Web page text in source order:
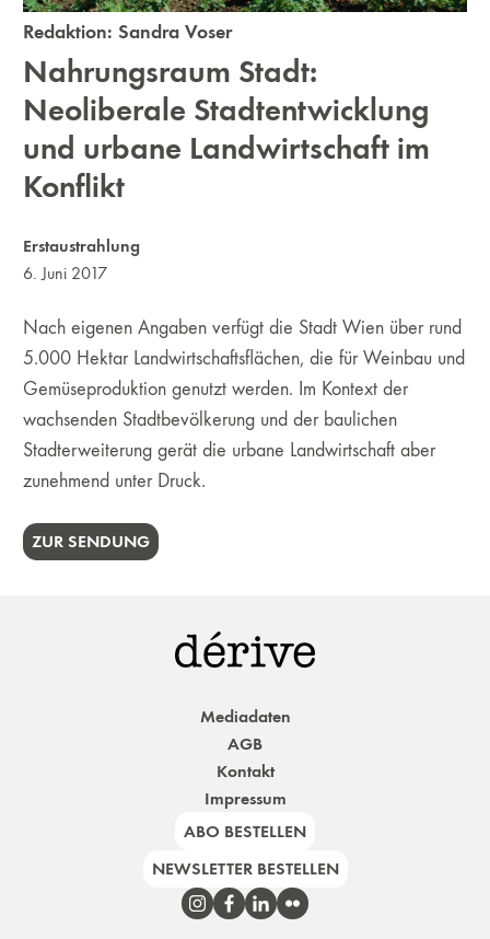
Redaktion: Sandra Voser
Nahrungsraum Stadt:
Neoliberale Stadtentwicklung
und urbane Landwirtschaft im
Konflikt
Erstaustrahlung
6. Juni 2017
Nach eigenen Angaben verfügt die Stadt Wien über rund
5.000 Hektar Landwirtschaftsflächen, die für Weinbau und
Gemüseproduktion genutzt werden. Im Kontext der
wachsenden Stadtbevölkerung und der baulichen
Stadterweiterung gerät die urbane Landwirtschaft aber
zunehmend unter Druck.
ZUR SENDUNG
Mediadaten
AGB
Kontakt
Impressum
ABO BESTELLEN
NEWSLETTER BESTELLEN